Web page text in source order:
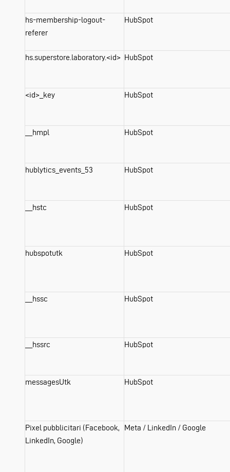
hs-membership-logout-
referer
HubSpot
hs.superstore.laboratory.<id> HubSpot
<id>_key HubSpot
__hmpl HubSpot
hublytics_events_53 HubSpot
__hstc HubSpot
hubspotutk HubSpot
__hssc HubSpot
__hssrc HubSpot
messagesUtk HubSpot
Pixel pubblicitari (Facebook,
LinkedIn, Google)
Meta / LinkedIn / Google